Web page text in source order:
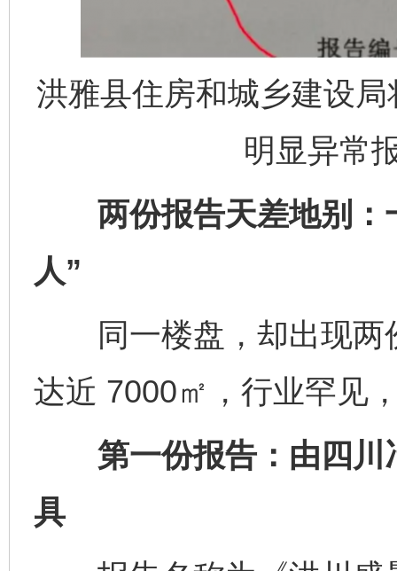
洪雅县住房和城乡建设
明显异常
两份报告天差地别：
人”
同一楼盘，却出现两
达近 7000㎡，行业罕见
第一份报告：由四川
具